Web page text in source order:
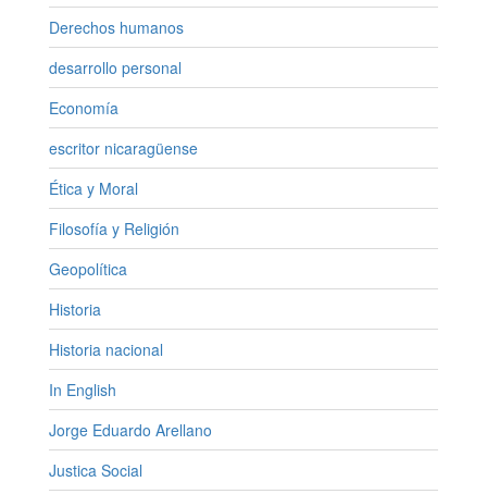
Derechos humanos
desarrollo personal
Economía
escritor nicaragüense
Ética y Moral
Filosofía y Religión
Geopolítica
Historia
Historia nacional
In English
Jorge Eduardo Arellano
Justica Social